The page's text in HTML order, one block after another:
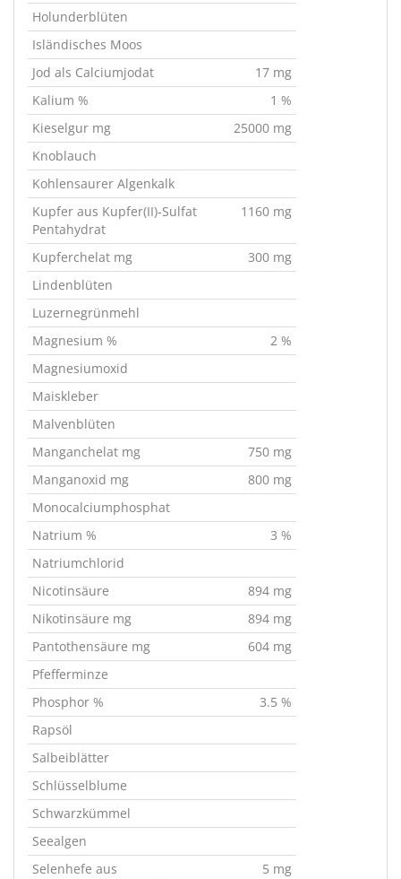
Holunderblüten
Isländisches Moos
Jod als Calciumjodat
17 mg
Kalium %
1 %
Kieselgur mg
25000 mg
Knoblauch
Kohlensaurer Algenkalk
Kupfer aus Kupfer(II)-Sulfat
Pentahydrat
1160 mg
Kupferchelat mg
300 mg
Lindenblüten
Luzernegrünmehl
Magnesium %
2 %
Magnesiumoxid
Maiskleber
Malvenblüten
Manganchelat mg
750 mg
Manganoxid mg
800 mg
Monocalciumphosphat
Natrium %
3 %
Natriumchlorid
Nicotinsäure
894 mg
Nikotinsäure mg
894 mg
Pantothensäure mg
604 mg
Pfefferminze
Phosphor %
3.5 %
Rapsöl
Salbeiblätter
Schlüsselblume
Schwarzkümmel
Seealgen
Selenhefe aus
5 mg